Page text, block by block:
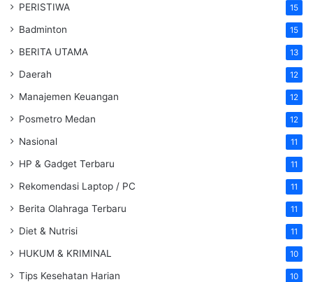
PERISTIWA 15
Badminton 15
BERITA UTAMA 13
Daerah 12
Manajemen Keuangan 12
Posmetro Medan 12
Nasional 11
HP & Gadget Terbaru 11
Rekomendasi Laptop / PC 11
Berita Olahraga Terbaru 11
Diet & Nutrisi 11
HUKUM & KRIMINAL 10
Tips Kesehatan Harian 10